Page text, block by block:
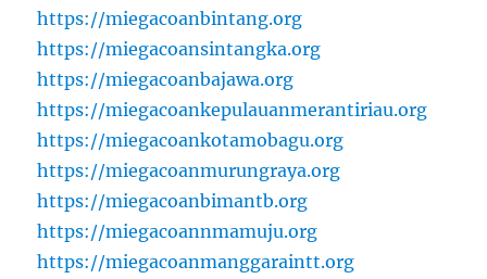
https://miegacoanbintang.org
https://miegacoansintangka.org
https://miegacoanbajawa.org
https://miegacoankepulauanmerantiriau.org
https://miegacoankotamobagu.org
https://miegacoanmurungraya.org
https://miegacoanbimantb.org
https://miegacoannmamuju.org
https://miegacoanmanggaraintt.org